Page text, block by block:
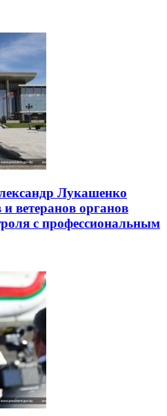
Лукашенко
ветеранов органов
с профессиональным